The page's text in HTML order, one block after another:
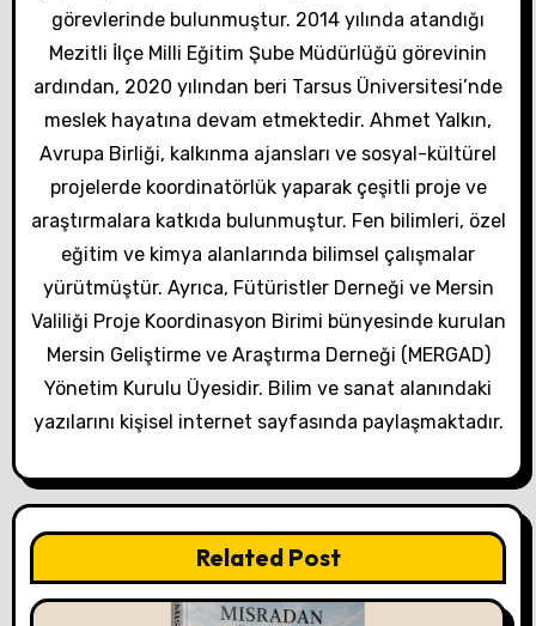
görevlerinde bulunmuştur. 2014 yılında atandığı
Mezitli İlçe Milli Eğitim Şube Müdürlüğü görevinin
ardından, 2020 yılından beri Tarsus Üniversitesi’nde
meslek hayatına devam etmektedir. Ahmet Yalkın,
Avrupa Birliği, kalkınma ajansları ve sosyal-kültürel
projelerde koordinatörlük yaparak çeşitli proje ve
araştırmalara katkıda bulunmuştur. Fen bilimleri, özel
eğitim ve kimya alanlarında bilimsel çalışmalar
yürütmüştür. Ayrıca, Fütüristler Derneği ve Mersin
Valiliği Proje Koordinasyon Birimi bünyesinde kurulan
Mersin Geliştirme ve Araştırma Derneği (MERGAD)
Yönetim Kurulu Üyesidir. Bilim ve sanat alanındaki
yazılarını kişisel internet sayfasında paylaşmaktadır.
Related Post